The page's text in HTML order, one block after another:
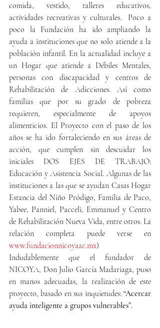
comida, vestido, talleres educativos,
actividades recreativas y culturales.  Poco a
poco la Fundación ha ido ampliando la
ayuda a instituciones que no solo atiende a la
población infantil. En la actualidad incluye a
un Hogar que atiende a Débiles Mentales,
personas con discapacidad y centros de
Rehabilitación de Adicciones. Así como
familias que por su grado de pobreza
requieren, especialmente de apoyos
alimenticios. El Proyecto con el paso de los
años se ha ido fortaleciendo en sus áreas de
acción, que cumplen sin descuidar los
iniciales DOS EJES DE TRABAJO:
Educación y Asistencia Social. Algunas de las
instituciones a las que se ayudan Casas Hogar
Estancia del Niño Pródigo, Familia de Paco,
Yabee, Panniel, Pacceli, Emmanuel y Centro
de Rehabilitación Nueva Vida, entre otros. La
www.fundacionnicoyaac.mx)
Indudablemente que el fundador de
NICOYA, Don Julio García Madariaga, puso
en manos adecuadas, la realización de este
proyecto, basado en sus inquietudes: “Acercar
ayuda inteligente a grupos vulnerables”.